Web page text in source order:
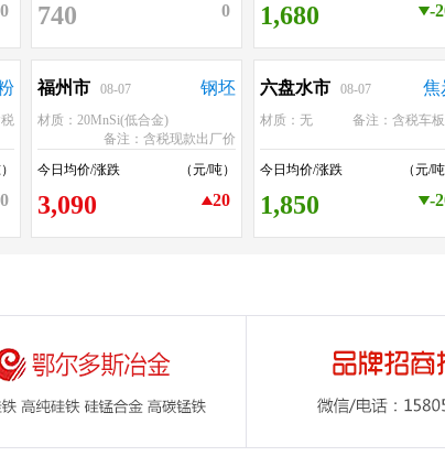
0 740 0 1,680 -
0
福州市 08-07 钢坯
材质：20MnSi(低合金)
备注：含税现款出厂价
今日均价/涨跌
（元/吨）
3,090 20
六盘水市 08-07 焦
材质：无 备注：含税车
今日均价/涨跌 （元/吨
1,850 -